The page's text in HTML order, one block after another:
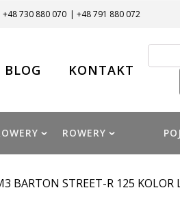
+48 730 880 070 | +48 791 880 072
BLOG KONTAKT
ROWERY
BARTON STREET-R 125 KOLOR